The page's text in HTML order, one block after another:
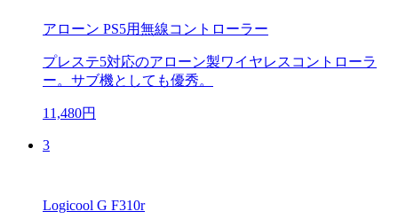
アローン PS5用無線コントローラー
プレステ5対応のアローン製ワイヤレスコントローラ
ー。サブ機としても優秀。
11,480円
3
Logicool G F310r